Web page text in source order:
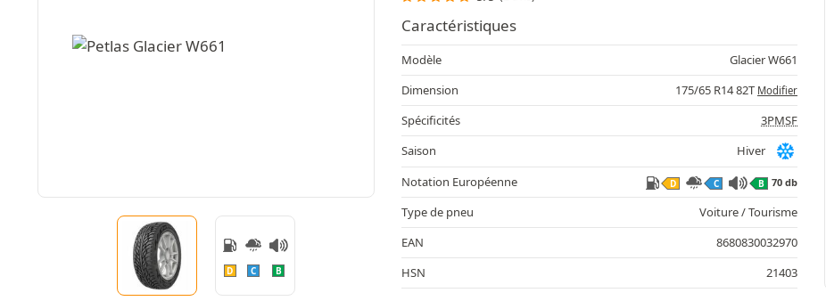
D C B
Caractéristiques
Modèle
Glacier W661
Dimension
175/65 R14 82T Modifier
Spécificités
3PMSF
Saison
Hiver
Notation Européenne
D C B 70 db
Type de pneu
Voiture / Tourisme
EAN
8680830032970
HSN
21403